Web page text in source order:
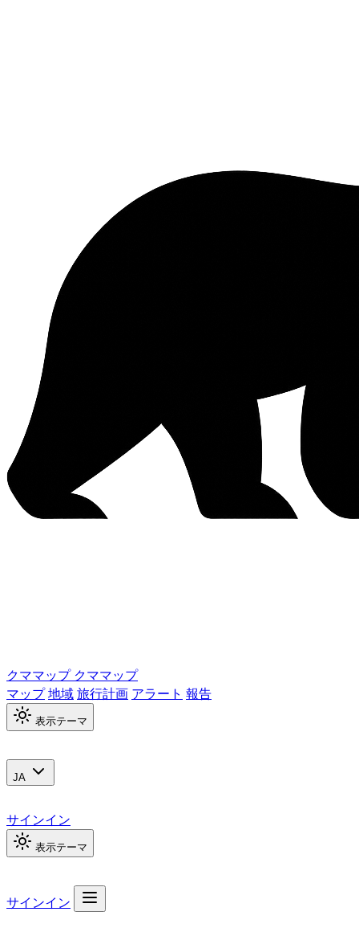
クママップ クママップ
マップ地域旅行計画 アラート 報告
表示テーマ
JA
サインイン
表示テーマ
サインイン